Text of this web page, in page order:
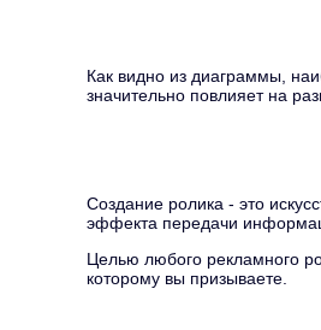
Как видно из диаграммы,
значительно повлияет на
Создание ролика - это
эффекта передачи
Целью любого рекламного
которому вы призываете.